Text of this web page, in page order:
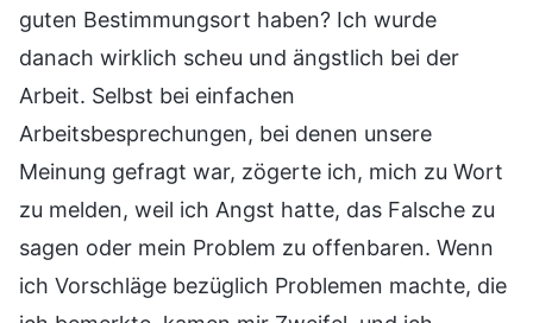
guten Bestimmungsort haben? Ich wurde
danach wirklich scheu und ängstlich bei der
Arbeit. Selbst bei einfachen
Arbeitsbesprechungen, bei denen unsere
Meinung gefragt war, zögerte ich, mich zu Wort
zu melden, weil ich Angst hatte, das Falsche zu
sagen oder mein Problem zu offenbaren. Wenn
ich Vorschläge bezüglich Problemen machte, die